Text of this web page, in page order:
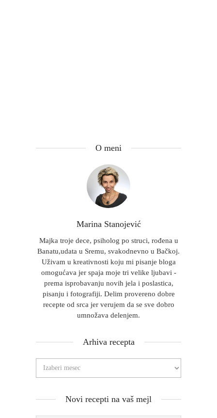
O meni
Marina Stanojević
Majka troje dece, psiholog po struci, rođena u
Banatu,udata u Sremu, svakodnevno u Bačkoj.
Uživam u kreativnosti koju mi pisanje bloga
omogućava jer spaja moje tri velike ljubavi -
prema isprobavanju novih jela i poslastica,
pisanju i fotografiji. Delim provereno dobre
recepte od srca jer verujem da se sve dobro
umnožava delenjem.
Arhiva recepta
Novi recepti na vaš mejl